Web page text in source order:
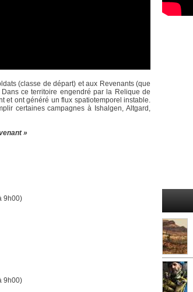
(classe de départ) et aux Revenants (que
ce territoire engendré par la Relique de
et ont généré un flux spatiotemporel instable.
certaines campagnes à Ishalgen, Altgard,
»
9h00)
9h00)